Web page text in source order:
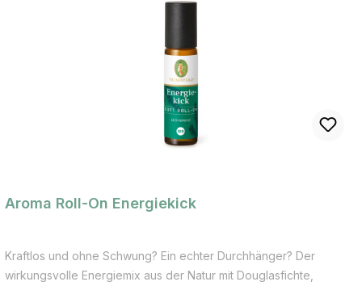
Aroma Roll-On Energiekick
Kraftlos und ohne Schwung? Ein echter Durchhänger? Der
wirkungsvolle Energiemix aus der Natur mit Douglasfichte,